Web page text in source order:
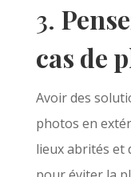
3.
cas de
Avoir des
photos en
lieux abrités et